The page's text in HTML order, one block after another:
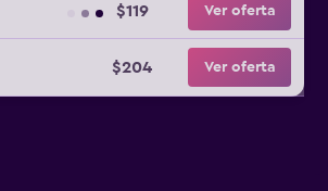
$119 Ver oferta
$204 Ver oferta